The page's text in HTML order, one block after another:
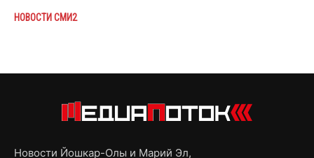
НОВОСТИ СМИ2
Новости Йошкар-Олы и Марий Эл,